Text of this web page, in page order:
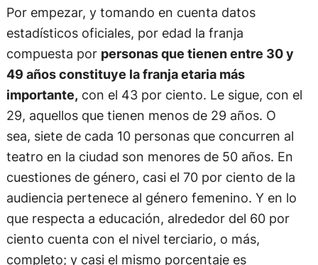
Por empezar, y tomando en cuenta datos
estadísticos oficiales, por edad la franja
compuesta por personas que tienen entre 30 y
49 años constituye la franja etaria más
importante, con el 43 por ciento. Le sigue, con el
29, aquellos que tienen menos de 29 años. O
sea, siete de cada 10 personas que concurren al
teatro en la ciudad son menores de 50 años. En
cuestiones de género, casi el 70 por ciento de la
audiencia pertenece al género femenino. Y en lo
que respecta a educación, alrededor del 60 por
ciento cuenta con el nivel terciario, o más,
completo; y casi el mismo porcentaje es